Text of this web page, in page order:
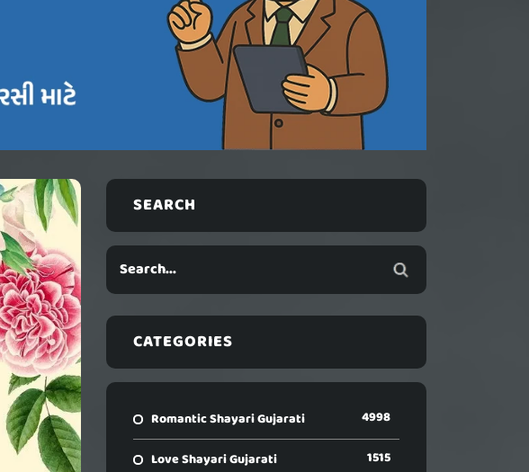
SEARCH
CATEGORIES
Romantic Shayari Gujarati 4998
Love Shayari Gujarati 1515